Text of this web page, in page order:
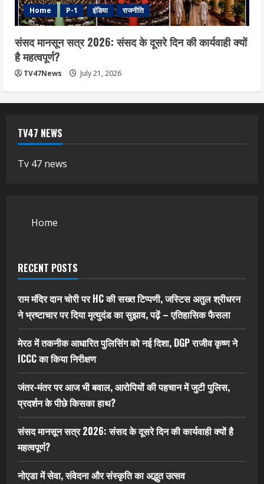
Home P-1 इंडिया राजनीति
संसद मानसून सत्र 2026: संसद के दूसरे दिन की कार्यवाही क्यों
है महत्वपूर्ण?
TV47News July 21, 2026
TV47 NEWS
Tv 47 news
Home
RECENT POSTS
राम मंदिर दान चोरी पर HC की सख्त टिप्पणी, जस्टिस अतुल श्रीधरन
ने भ्रष्टाचार पर द‍िया मृत्युदंड का सुझाव, पढ़ें – एत‍िहास‍िक फैसला
मेरठ में तकनीक आधारित पुलिसिंग को नई दिशा, DGP राजीव कृष्ण ने
ICCC का किया निरीक्षण
जंतर-मंतर पर आज भी बवाल, आरोपियों की पहचान में जुटी पुलिस,
प्रदर्शन के पीछे किसका हाथ?
संसद मानसून सत्र 2026: संसद के दूसरे दिन की कार्यवाही क्यों है
महत्वपूर्ण?
नोएडा में सेवा, संवेदना और संस्कृति का अद्भुत उत्सव